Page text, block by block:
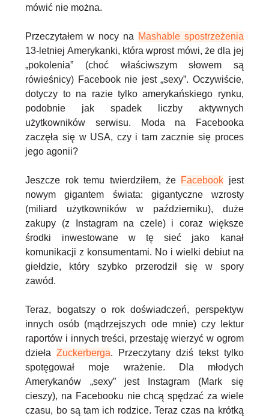
mówić nie można.
Przeczytałem w nocy na Mashable spostrzeżenia
13-letniej Amerykanki, która wprost mówi, że dla jej
„pokolenia” (choć właściwszym słowem są
rówieśnicy) Facebook nie jest „sexy”. Oczywiście,
dotyczy to na razie tylko amerykańskiego rynku,
podobnie jak spadek liczby aktywnych
użytkowników serwisu. Moda na Facebooka
zaczęła się w USA, czy i tam zacznie się proces
jego agonii?
Jeszcze rok temu twierdziłem, że Facebook jest
nowym gigantem świata: gigantyczne wzrosty
(miliard użytkowników w październiku), duże
zakupy (z Instagram na czele) i coraz większe
środki inwestowane w tę sieć jako kanał
komunikacji z konsumentami. No i wielki debiut na
giełdzie, który szybko przerodził się w spory
zawód.
Teraz, bogatszy o rok doświadczeń, perspektyw
innych osób (mądrzejszych ode mnie) czy lektur
raportów i innych treści, przestaję wierzyć w ogrom
dziełaZuckerberga. Przeczytany dziś tekst tylko
spotęgował moje wrażenie. Dla młodych
Amerykanów „sexy” jest Instagram (Mark się
cieszy), na Facebooku nie chcą spędzać za wiele
czasu, bo są tam ich rodzice. Teraz czas na krótką